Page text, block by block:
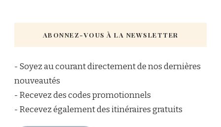
ABONNEZ-VOUS À LA NEWSLETTER
- Soyez au courant directement de nos dernières
nouveautés
- Recevez des codes promotionnels
- Recevez également des itinéraires gratuits